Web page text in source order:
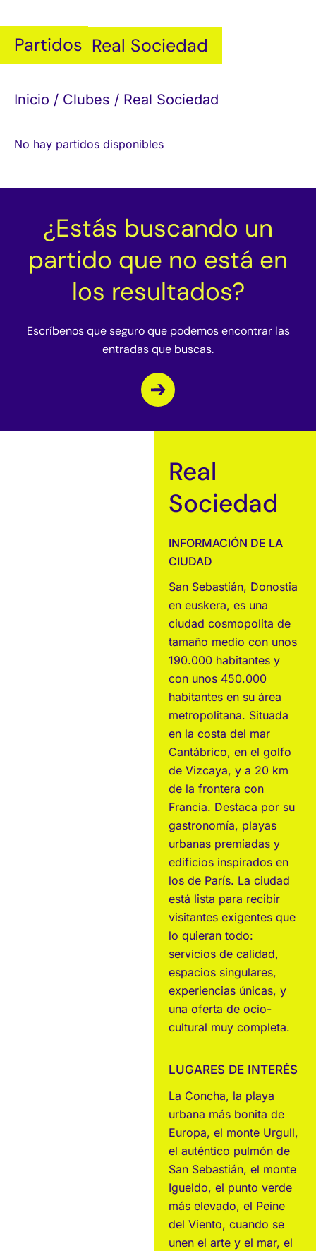
Partidos Real Sociedad
Inicio / Clubes / Real Sociedad
No hay partidos disponibles
¿Estás buscando un
partido que no está en
los resultados?
Escríbenos que seguro que podemos encontrar las
entradas que buscas.
Real
Sociedad
INFORMACIÓN DE LA
CIUDAD
San Sebastián, Donostia
en euskera, es una
ciudad cosmopolita de
tamaño medio con unos
190.000 habitantes y
con unos 450.000
habitantes en su área
metropolitana. Situada
en la costa del mar
Cantábrico, en el golfo
de Vizcaya, y a 20 km
de la frontera con
Francia. Destaca por su
gastronomía, playas
urbanas premiadas y
edificios inspirados en
los de París. La ciudad
está lista para recibir
visitantes exigentes que
lo quieran todo:
servicios de calidad,
espacios singulares,
experiencias únicas, y
una oferta de ocio-
cultural muy completa.
LUGARES DE INTERÉS
La Concha, la playa
urbana más bonita de
Europa, el monte Urgull,
el auténtico pulmón de
San Sebastián, el monte
Igueldo, el punto verde
más elevado, el Peine
del Viento, cuando se
unen el arte y el mar, el